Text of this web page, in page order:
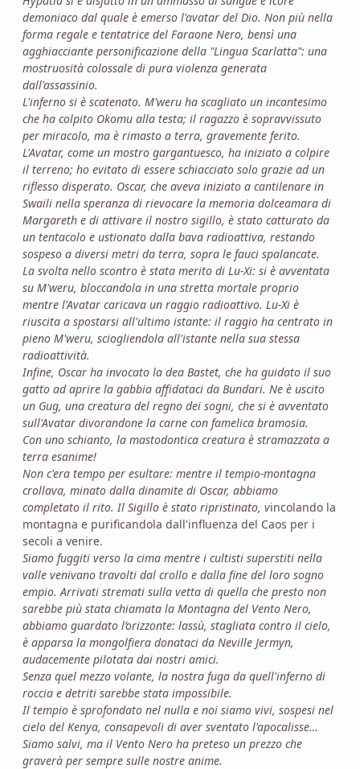
demoniaco dal quale è emerso l'avatar del Dio. Non più nella
forma regale e tentatrice del Faraone Nero, bensì una
agghiacciante personificazione della "Lingua Scarlatta": una
mostruosità colossale di pura violenza generata
dall'assassinio.
L'inferno si è scatenato. M'weru ha scagliato un incantesimo
che ha colpito Okomu alla testa; il ragazzo è sopravvissuto
per miracolo, ma è rimasto a terra, gravemente ferito.
L'Avatar, come un mostro gargantuesco, ha iniziato a colpire
il terreno; ho evitato di essere schiacciato solo grazie ad un
riflesso disperato. Oscar, che aveva iniziato a cantilenare in
Swaili nella speranza di rievocare la memoria dolceamara di
Margareth e di attivare il nostro sigillo, è stato catturato da
un tentacolo e ustionato dalla bava radioattiva, restando
sospeso a diversi metri da terra, sopra le fauci spalancate.
La svolta nello scontro è stata merito di Lu-Xi: si è avventata
su M'weru, bloccandola in una stretta mortale proprio
mentre l'Avatar caricava un raggio radioattivo. Lu-Xi è
riuscita a spostarsi all'ultimo istante: il raggio ha centrato in
pieno M'weru, sciogliendola all'istante nella sua stessa
radioattività.
Infine, Oscar ha invocato la dea Bastet, che ha guidato il suo
gatto ad aprire la gabbia affidataci da Bundari. Ne è uscito
un Gug, una creatura del regno dei sogni, che si è avventato
sull'Avatar divorandone la carne con famelica bramosia.
Con uno schianto, la mastodontica creatura è stramazzata a
terra esanime!
Non c'era tempo per esultare: mentre il tempio-montagna
crollava, minato dalla dinamite di Oscar, abbiamo
completato il rito. Il Sigillo è stato ripristinato, vincolando la
montagna e purificandola dall'influenza del Caos per i
secoli a venire.
Siamo fuggiti verso la cima mentre i cultisti superstiti nella
valle venivano travolti dal crollo e dalla fine del loro sogno
empio. Arrivati stremati sulla vetta di quella che presto non
sarebbe più stata chiamata la Montagna del Vento Nero,
abbiamo guardato l’orizzonte: lassù, stagliata contro il cielo,
è apparsa la mongolfiera donataci da Neville Jermyn,
audacemente pilotata dai nostri amici.
Senza quel mezzo volante, la nostra fuga da quell'inferno di
roccia e detriti sarebbe stata impossibile.
Il tempio è sprofondato nel nulla e noi siamo vivi, sospesi nel
cielo del Kenya, consapevoli di aver sventato l'apocalisse…
Siamo salvi, ma il Vento Nero ha preteso un prezzo che
graverà per sempre sulle nostre anime.